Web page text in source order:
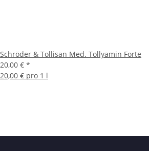
Schröder & Tollisan Med. Tollyamin Forte
20,00 € *
20,00 € pro 1 l